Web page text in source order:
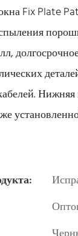
Fix Plate